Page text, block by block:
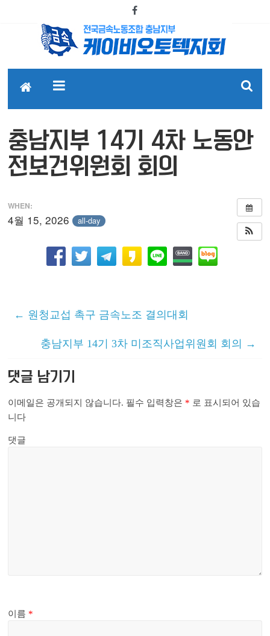
충남지부 14기 4차 노동안
전보건위원회 회의
WHEN:
4월 15, 2026 all-day
← 원청교섭 촉구 금속노조 결의대회
충남지부 14기 3차 미조직사업위원회 회의 →
댓글 남기기
이메일은 공개되지 않습니다. 필수 입력창은 * 로 표시되어 있습
니다
댓글
이름 *